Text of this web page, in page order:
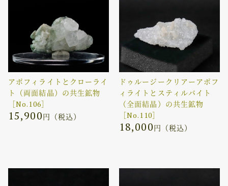
アポフィライトとクローライ
ト（両面結晶）の共生鉱物
［No.106］
15,900円（税込）
ドゥルージークリアーアポフ
ィライトとスティルバイト
（全面結晶）の共生鉱物
［No.110］
18,000円（税込）